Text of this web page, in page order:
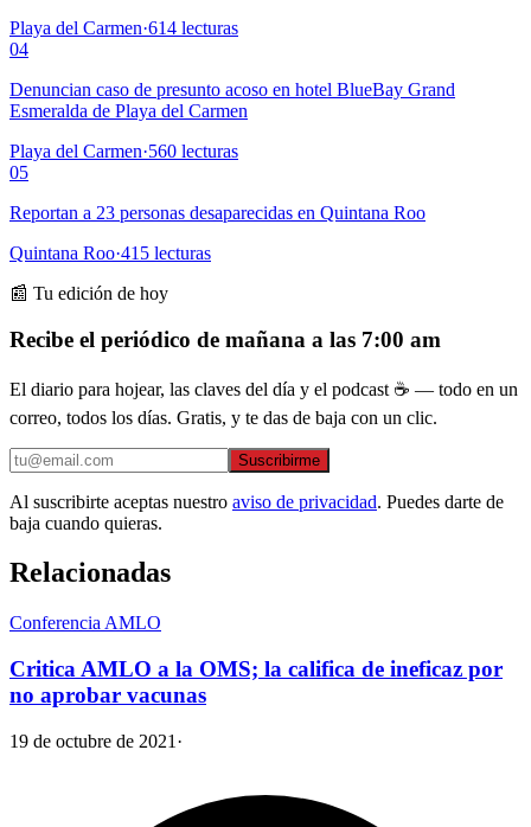
Playa del Carmen·614 lecturas
04
Denuncian caso de presunto acoso en hotel BlueBay Grand
Esmeralda de Playa del Carmen
Playa del Carmen·560 lecturas
05
Reportan a 23 personas desaparecidas en Quintana Roo
Quintana Roo·415 lecturas
📰 Tu edición de hoy
Recibe el periódico de mañana a las 7:00 am
El diario para hojear, las claves del día y el podcast ☕ — todo en un
correo, todos los días. Gratis, y te das de baja con un clic.
Suscribirme
Al suscribirte aceptas nuestro aviso de privacidad. Puedes darte de
baja cuando quieras.
Relacionadas
Conferencia AMLO
Critica AMLO a la OMS; la califica de ineficaz por
no aprobar vacunas
19 de octubre de 2021 ·